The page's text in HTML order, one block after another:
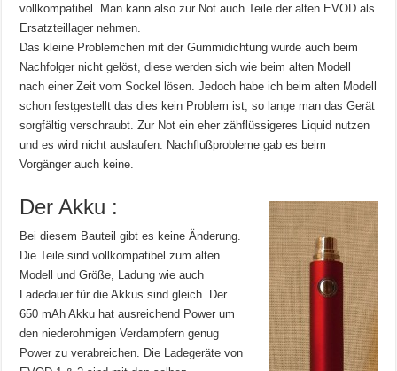
vollkompatibel. Man kann also zur Not auch Teile der alten EVOD als
Ersatzteillager nehmen.
Das kleine Problemchen mit der Gummidichtung wurde auch beim
Nachfolger nicht gelöst, diese werden sich wie beim alten Modell
nach einer Zeit vom Sockel lösen. Jedoch habe ich beim alten Modell
schon festgestellt das dies kein Problem ist, so lange man das Gerät
sorgfältig verschraubt. Zur Not ein eher zähflüssigeres Liquid nutzen
und es wird nicht auslaufen. Nachflußprobleme gab es beim
Vorgänger auch keine.
Der Akku :
Bei diesem Bauteil gibt es keine Änderung.
Die Teile sind vollkompatibel zum alten
Modell und Größe, Ladung wie auch
Ladedauer für die Akkus sind gleich. Der
650 mAh Akku hat ausreichend Power um
den niederohmigen Verdampfern genug
Power zu verabreichen. Die Ladegeräte von